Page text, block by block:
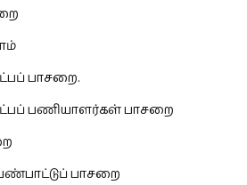
பாசறை.
பணியாளர்கள் பாசறை
பாசறை